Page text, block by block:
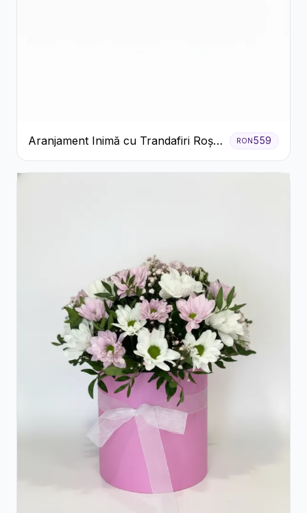
Aranjament Inimă cu Trandafiri Roșii
și Ciocolată Ferrero Rocher
RON559